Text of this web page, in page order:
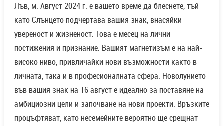
Лъв, м. Август 2024 г. е вашето време да блеснете, тъй
като Слънцето подчертава вашия знак, внасяйки
увереност и жизненост. Това е месец на лични
постижения и признание. Вашият магнетизъм е на най-
високо ниво, привличайки нови възможности както в
личната, така и в професионалната сфера. Новолунието
във вашия знак на 16 август е идеално за поставяне на
амбициозни цели и започване на нови проекти. Връзките
процъфтяват, като несемейните вероятно ще срещнат